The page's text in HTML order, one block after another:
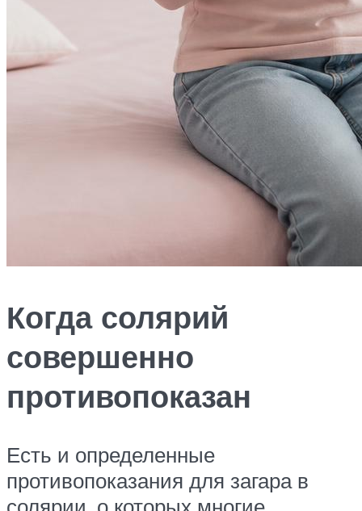
Когда солярий
совершенно
противопоказан
Есть и определенные
противопоказания для загара в